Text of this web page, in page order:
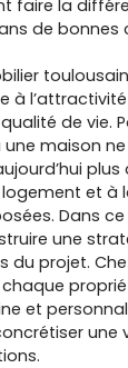
faire la
de bonnes
à
de vie.
maison ne
et à
Dans
une
projet.
et
une